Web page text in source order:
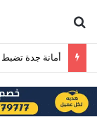
أمانة جدة تضبط